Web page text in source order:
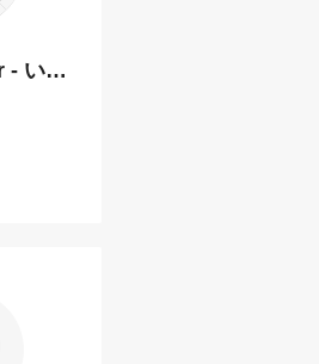
2022 Best User - いいね送信部門